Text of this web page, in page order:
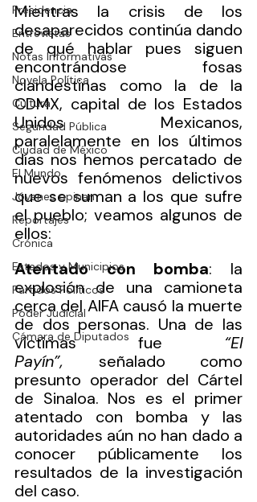
Presidencia
Entrevistas
Notas Informativas
Novela Política
Cultura
Seguridad Pública
Ciudad de México
El Mundo
Jóvenes opinan
Reportajes
Crónica
Estados y Municipios
Partidos Políticos
Poder Judicial
Cámara de Diputados
Mientras la crisis de los
desaparecidos continúa dando
de qué hablar pues siguen
encontrándose fosas
clandestinas como la de la
CDMX, capital de los Estados
Unidos Mexicanos,
paralelamente en los últimos
días nos hemos percatado de
nuevos fenómenos delictivos
que se suman a los que sufre
el pueblo; veamos algunos de
ellos:
Atentado con bomba: la
explosión de una camioneta
cerca del AIFA causó la muerte
de dos personas. Una de las
víctimas fue “El
Payín”, señalado como
presunto operador del Cártel
de Sinaloa. Nos es el primer
atentado con bomba y las
autoridades aún no han dado a
conocer públicamente los
resultados de la investigación
del caso.